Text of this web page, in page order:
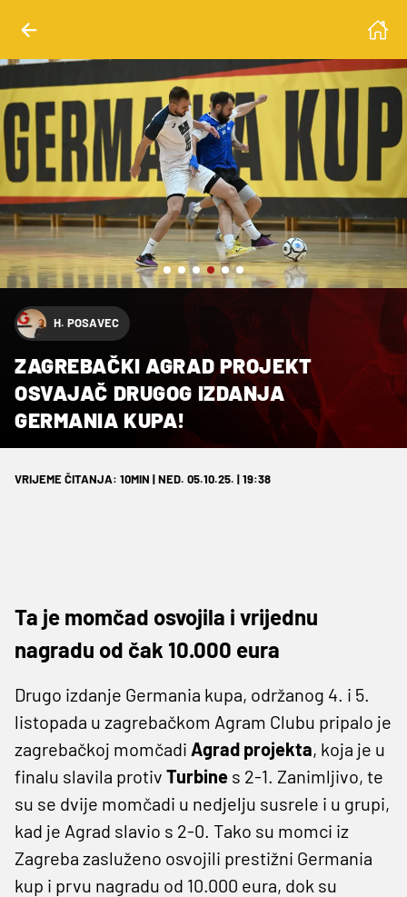
H. POSAVEC
ZAGREBAČKI AGRAD PROJEKT
OSVAJAČ DRUGOG IZDANJA
GERMANIA KUPA!
VRIJEME ČITANJA: 10MIN | NED. 05.10.25. | 19:38
Ta je momčad osvojila i vrijednu
nagradu od čak 10.000 eura
Drugo izdanje Germania kupa, održanog 4. i 5.
listopada u zagrebačkom Agram Clubu pripalo je
zagrebačkoj momčadi Agrad projekta, koja je u
finalu slavila protiv Turbine s 2-1. Zanimljivo, te
su se dvije momčadi u nedjelju susrele i u grupi,
kad je Agrad slavio s 2-0. Tako su momci iz
Zagreba zasluženo osvojili prestižni Germania
kup i prvu nagradu od 10.000 eura, dok su